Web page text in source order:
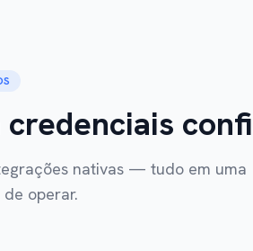
nativas — tudo em uma
operar.